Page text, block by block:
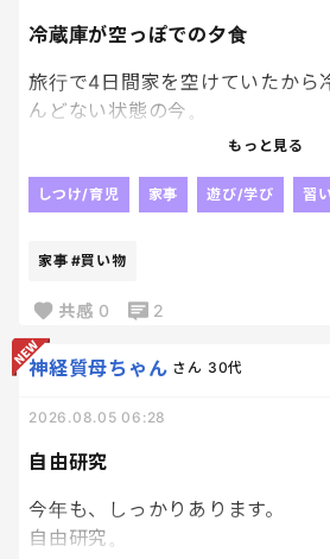
冷蔵庫が空っぽでの夕食
旅行で4日間家を空けていたから
んどない状態の今。
夕食に何を作ろうか迷走状態です
卵と白米はあるから、ここはオム
って思うけど、昼間は暑すぎて車
方行こうと思うと面倒が勝つし、
もっと見る
しつけ/育児 家事 遊び/学び 習
家事 #買い物
共感 0 2
自由研究
神経質母ちゃん さん 30代
2026.08.05 06:28
今年も、しっかりあります。
自由研究。